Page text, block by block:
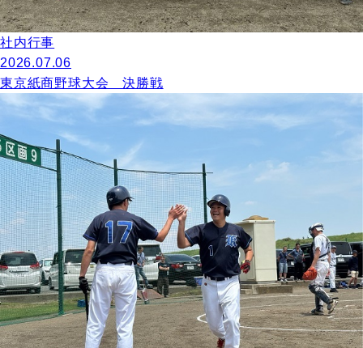
社内行事
2026.07.06
東京紙商野球大会 決勝戦